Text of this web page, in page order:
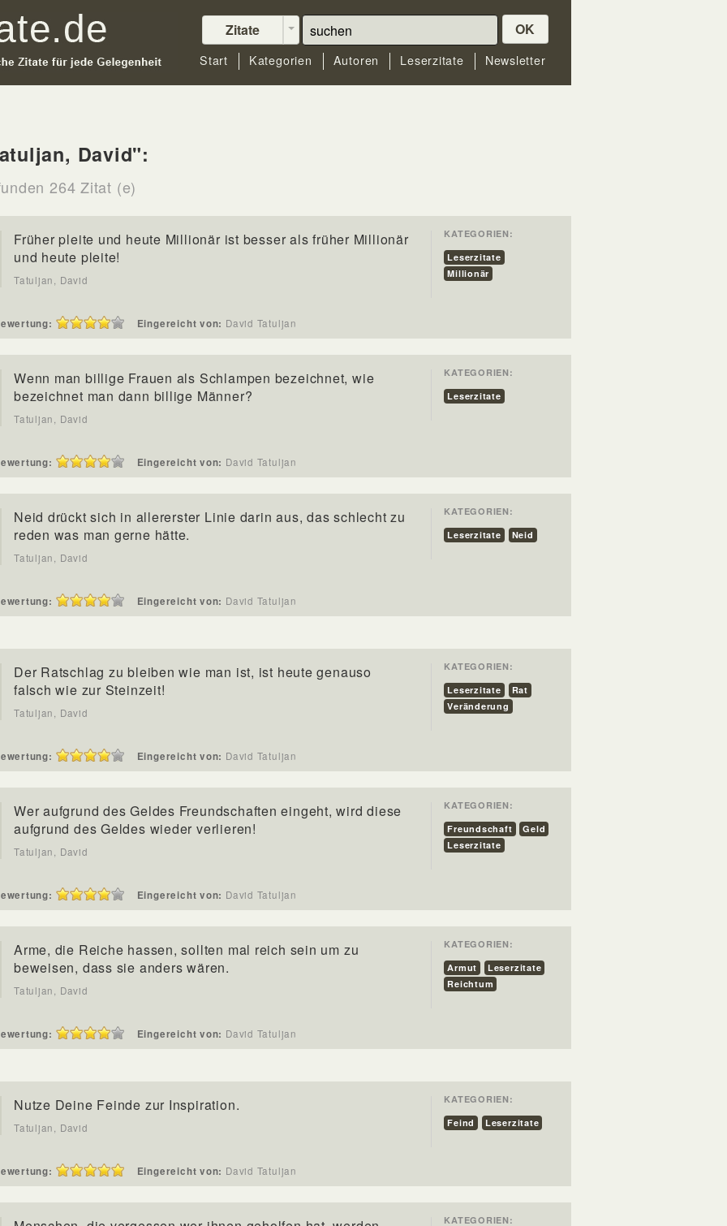
Zitate OK
Start Kategorien Autoren Leserzitate Newsletter
David":
264 Zitat (e)
Früher pleite und heute Millionär ist besser als früher Millionär
und heute pleite!
Tatuljan, David
KATEGORIEN:
Leserzitate
Millionär
Eingereicht von: David Tatuljan
Wenn man billige Frauen als Schlampen bezeichnet, wie
bezeichnet man dann billige Männer?
Tatuljan, David
KATEGORIEN:
Leserzitate
Eingereicht von: David Tatuljan
Neid drückt sich in allererster Linie darin aus, das schlecht zu
reden was man gerne hätte.
Tatuljan, David
KATEGORIEN:
Leserzitate
Neid
Eingereicht von: David Tatuljan
Der Ratschlag zu bleiben wie man ist, ist heute genauso
falsch wie zur Steinzeit!
Tatuljan, David
KATEGORIEN:
Leserzitate
Rat
Veränderung
Eingereicht von: David Tatuljan
Wer aufgrund des Geldes Freundschaften eingeht, wird diese
aufgrund des Geldes wieder verlieren!
Tatuljan, David
KATEGORIEN:
Freundschaft
Geld
Leserzitate
Eingereicht von: David Tatuljan
Arme, die Reiche hassen, sollten mal reich sein um zu
beweisen, dass sie anders wären.
Tatuljan, David
KATEGORIEN:
Armut
Leserzitate
Reichtum
Eingereicht von: David Tatuljan
Nutze Deine Feinde zur Inspiration.
Tatuljan, David
KATEGORIEN:
Feind
Leserzitate
Eingereicht von: David Tatuljan
KATEGORIEN: